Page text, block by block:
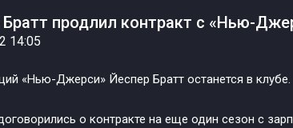
продлил контракт с «Нью-
14:05
«Нью-Джерси» Йеспер Братт останется в клубе.
о контракте на еще один сезон с